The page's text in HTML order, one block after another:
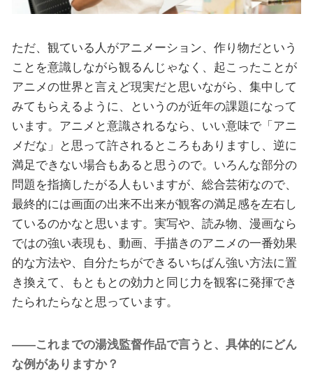
ただ、観ている人がアニメーション、作り物だという
ことを意識しながら観るんじゃなく、起こったことが
アニメの世界と言えど現実だと思いながら、集中して
みてもらえるように、というのが近年の課題になって
います。アニメと意識されるなら、いい意味で「アニ
メだな」と思って許されるところもありますし、逆に
満足できない場合もあると思うので。いろんな部分の
問題を指摘したがる人もいますが、総合芸術なので、
最終的には画面の出来不出来が観客の満足感を左右し
ているのかなと思います。実写や、読み物、漫画なら
ではの強い表現も、動画、手描きのアニメの一番効果
的な方法や、自分たちができるいちばん強い方法に置
き換えて、もともとの効力と同じ力を観客に発揮でき
たられたらなと思っています。
――これまでの湯浅監督作品で言うと、具体的にどん
な例がありますか？